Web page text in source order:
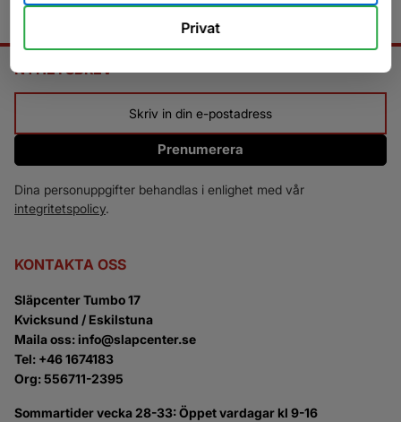
NYHETSBREV
Prenumerera
Dina personuppgifter behandlas i enlighet med vår
integritetspolicy.
KONTAKTA OSS
Släpcenter Tumbo 17
Kvicksund / Eskilstuna
Maila oss: info@slapcenter.se
Tel: +46 1674183
Org: 556711-2395
Sommartider vecka 28-33: Öppet vardagar kl 9-16
Privat